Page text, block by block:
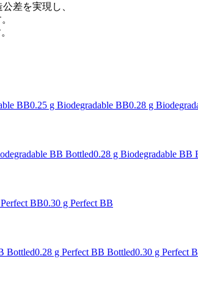
差を実現し、
BB0.25 g Biodegradable BB0.28 g
BB Bottled0.28 g Biodegradable BB
BB0.30 g Perfect BB
Bottled0.28 g Perfect BB Bottled0.30 g Perfect